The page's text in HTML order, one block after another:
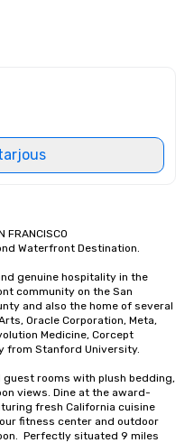
FRANCISCO
Waterfront Destination.
genuine hospitality in the
community on the San
and also the home of several
Oracle Corporation, Meta,
Medicine, Corcept
from Stanford University.
rooms with plush bedding,
views. Dine at the award-
fresh California cuisine
fitness center and outdoor
Perfectly situated 9 miles